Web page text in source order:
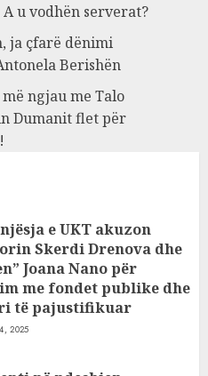
u vodhën serverat?
ja çfarë dënimi
Berishën
ngjau me Talo
Dumanit flet për
e UKT akuzon
Skerdi Drenova dhe
Joana Nano për
me fondet publike dhe
të pajustifikuar
2025